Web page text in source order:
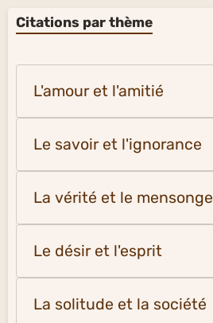
Citations par thème
L'amour et l'amitié
Le savoir et l'ignorance
La vérité et le mensonge
Le désir et l'esprit
La solitude et la société